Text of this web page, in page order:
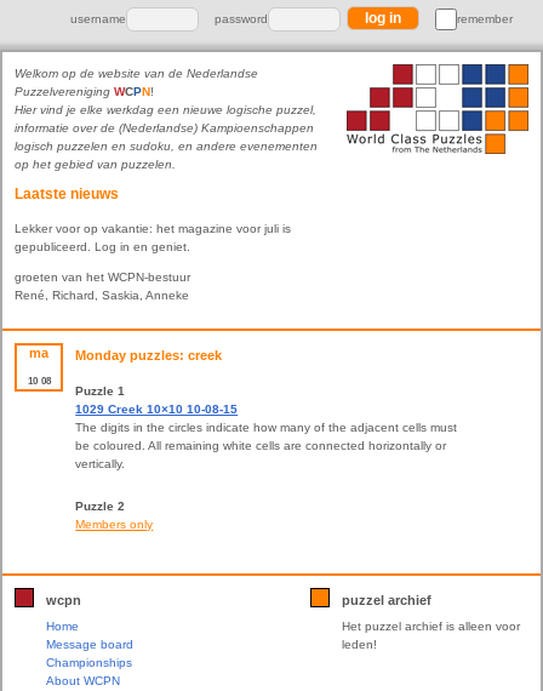
username password remember
Welkom op de website van de Nederlandse
Puzzelvereniging WCPN!
Hier vind je elke werkdag een nieuwe logische puzzel,
informatie over de (Nederlandse) Kampioenschappen
logisch puzzelen en sudoku, en andere evenementen
op het gebied van puzzelen.
Laatste nieuws
Lekker voor op vakantie: het magazine voor juli is
gepubliceerd. Log in en geniet.
groeten van het WCPN-bestuur
René, Richard, Saskia, Anneke
ma
10 08
Monday puzzles: creek
Puzzle 1
1029 Creek 10×10 10-08-15
The digits in the circles indicate how many of the adjacent cells must
be coloured. All remaining white cells are connected horizontally or
vertically.
Puzzle 2
Members only
wcpn
Home
Message board
Championships
About WCPN
puzzel archief
Het puzzel archief is alleen voor
leden!